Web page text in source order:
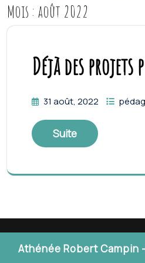
Mois :août 2022
Déjà des
31 août, 2022
Suite
Athénée Robert Campin